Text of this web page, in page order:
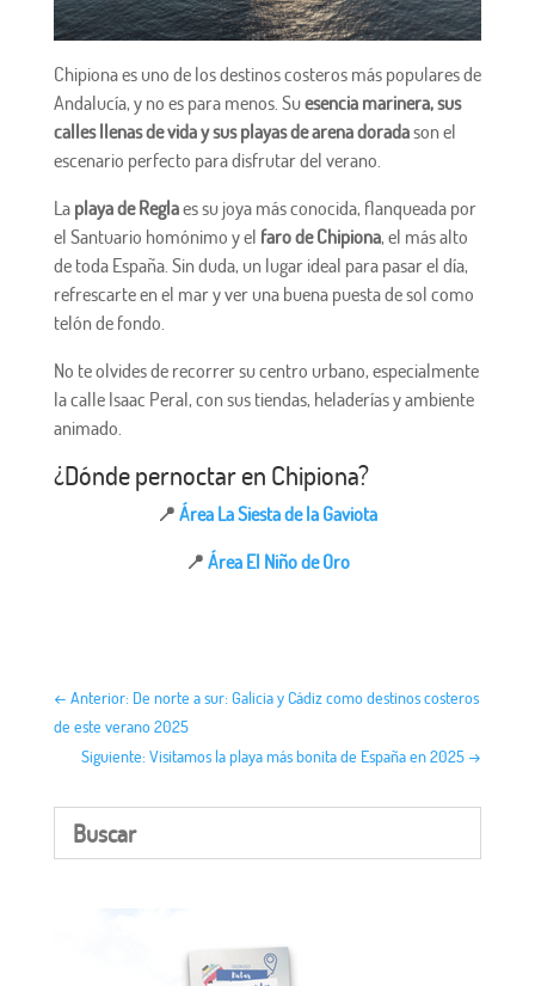
Chipiona es uno de los destinos costeros más populares de
Andalucía, y no es para menos. Suesencia marinera, sus
calles llenas de vida y sus playas de arena doradason el
escenario perfecto para disfrutar del verano.
La playa de Reglaes su joya más conocida, flanqueada por
el Santuario homónimo y el faro de Chipiona, el más alto
de toda España. Sin duda, un lugar ideal para pasar el día,
refrescarte en el mar y ver una buena puesta de sol como
telón de fondo.
No te olvides de recorrer su centro urbano, especialmente
la calle Isaac Peral, con sus tiendas, heladerías y ambiente
animado.
¿Dónde pernoctar en Chipiona?
📍Área La Siesta de la Gaviota
📍 Área El Niño de Oro
← Anterior: De norte a sur: Galicia y Cádiz como destinos costeros
de este verano 2025
Siguiente: Visitamos la playa más bonita de España en 2025 →